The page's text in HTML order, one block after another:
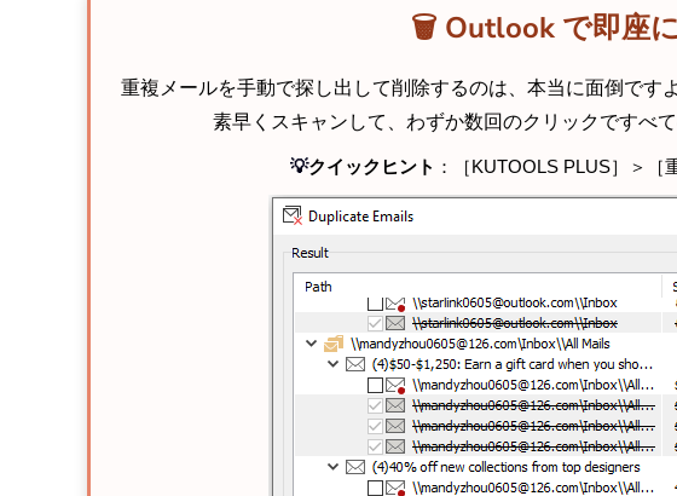
🗑️ Outlook で即座
重複メールを手動で探し出して削除するのは、本当に面倒です
素早くスキャンして、わずか数回のクリックですべ
💡クイックヒント ：［KUTOOLS PLUS］＞［